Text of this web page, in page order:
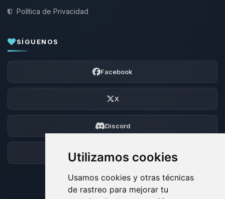
Utilizamos cookies
Usamos cookies y otras técnicas
de rastreo para mejorar tu
Política de Privacidad
SÍGUENOS
Facebook
X
Discord
Foro